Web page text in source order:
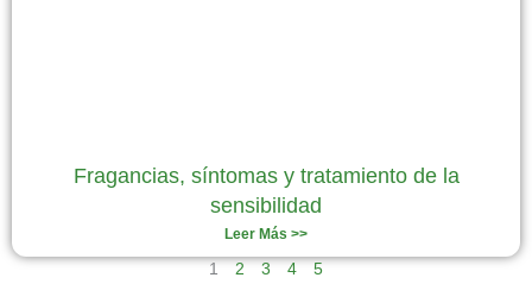
Fragancias, síntomas y tratamiento de la
sensibilidad
Leer Más >>
1 2 3 4 5